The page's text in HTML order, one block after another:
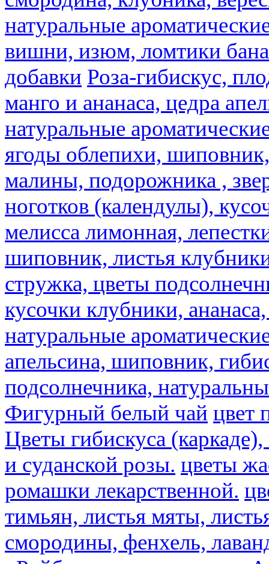
натуральные
вишни, изюм, ломтики
добавки Роза-гибискус,
манго и ананаса, цедра
натуральные
ягоды облепихи,
малины, подорожника ,
ноготков (календулы),
мелисса лимонная,
шиповник, листья
стружка, цветы
кусочки клубники,
натуральные
апельсина, шиповник,
подсолнечника,
Фигурный белый чай цвет
Цветы гибискуса
и суданской розы. цветы
ромашки лекарственной.
тимьян, листья мяты,
смородины, фенхель,